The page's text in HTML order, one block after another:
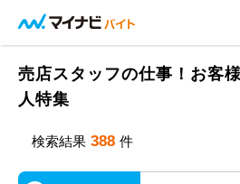
売店スタッフの仕事！お客
人特集
検索結果 388 件